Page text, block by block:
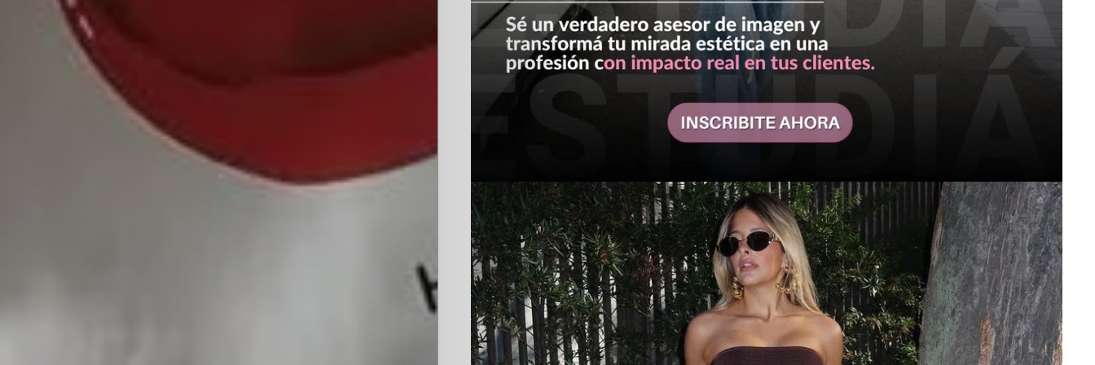
Escuela
Creativos
destacados